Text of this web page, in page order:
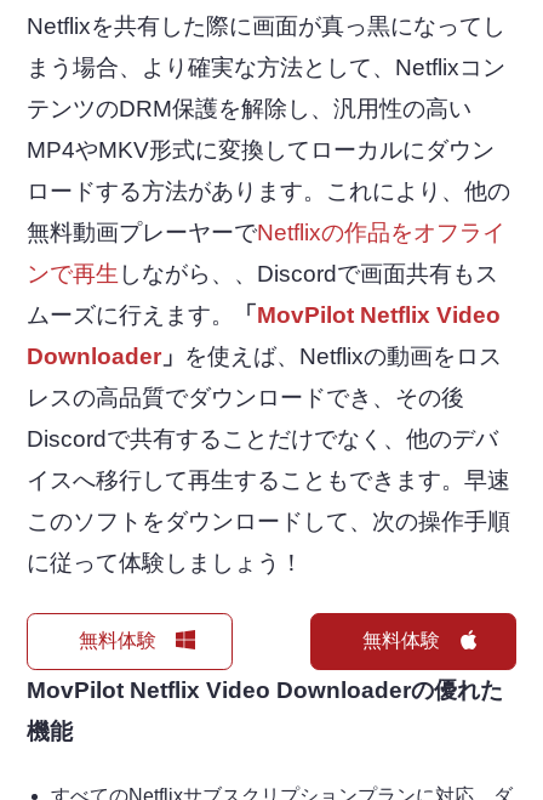
Netflixを共有した際に画面が真っ黒になってし
まう場合、より確実な方法として、Netflixコン
テンツのDRM保護を解除し、汎用性の高い
MP4やMKV形式に変換してローカルにダウン
ロードする方法があります。これにより、他の
無料動画プレーヤーでNetflixの作品をオフライ
ンで再生 しながら、、Discordで画面共有もス
ムーズに行えます。
「 MovPilot Netflix Video
Downloader 」 を使えば、Netflixの動画をロス
レスの高品質でダウンロードでき、その後
Discordで共有することだけでなく、他のデバ
イスへ移行して再生することもできます。早速
このソフトをダウンロードして、次の操作手順
に従って体験しましょう！
無料体験 無料体験
MovPilot Netflix Video Downloaderの優れた
機能
すべてのNetflixサブスクリプションプランに対応、ダ